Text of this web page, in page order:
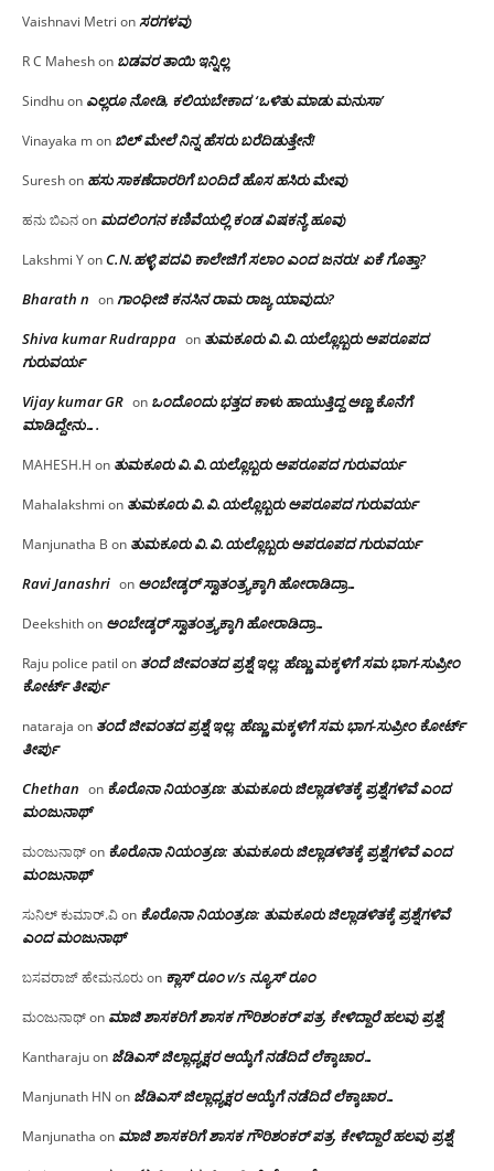
Vaishnavi Metri onಸರಗಳವು
R C Maheshon ಬಡವರ ತಾಯಿ ಇನ್ನಿಲ್ಲ
Sindhuon ಎಲ್ಲರೂ ನೋಡಿ, ಕಲಿಯಬೇಕಾದ ‘ಒಳಿತು ಮಾಡು ಮನುಸಾ’
Vinayaka mon ಬಿಲ್ ಮೇಲೆ ನಿನ್ನ ಹೆಸರು ಬರೆದಿಡುತ್ತೇನೆ!
Sureshon ಹಸು ಸಾಕಣೆದಾರರಿಗೆ ಬಂದಿದೆ ಹೊಸ ಹಸಿರು ಮೇವು
ಹನು ಬಿಎನon ಮದಲಿಂಗನ ಕಣಿವೆಯಲ್ಲಿ ಕಂಡ ವಿಷಕನ್ಯೆ ಹೂವು
Lakshmi YonC.N.ಹಳ್ಳಿ ಪದವಿ ಕಾಲೇಜಿಗೆ ಸಲಾಂ‌ ಎಂದ ಜನರು! ಏಕೆ ಗೊತ್ತಾ?
Bharath n onಗಾಂಧೀಜಿ ಕನಸಿನ ರಾಮ ರಾಜ್ಯ ಯಾವುದು?
Shiva kumar Rudrappa on ತುಮಕೂರು‌ ವಿ.ವಿ.ಯಲ್ಲೊಬ್ಬರು ಅಪರೂಪದ
ಗುರುವರ್ಯ
Vijay kumar GR on ಒಂದೊಂದು ಭತ್ತದ ಕಾಳು ಹಾಯುತ್ತಿದ್ದ ಅಣ್ಣ ಕೊನೆಗೆ
ಮಾಡಿದ್ದೇನು….
MAHESH.H on ತುಮಕೂರು‌ ವಿ.ವಿ.ಯಲ್ಲೊಬ್ಬರು ಅಪರೂಪದ ಗುರುವರ್ಯ
Mahalakshmi on ತುಮಕೂರು‌ ವಿ.ವಿ.ಯಲ್ಲೊಬ್ಬರು ಅಪರೂಪದ ಗುರುವರ್ಯ
Manjunatha B on ತುಮಕೂರು‌ ವಿ.ವಿ.ಯಲ್ಲೊಬ್ಬರು ಅಪರೂಪದ ಗುರುವರ್ಯ
Ravi Janashri on ಅಂಬೇಡ್ಕರ್ ಸ್ವಾತಂತ್ರ್ಯಕ್ಕಾಗಿ ಹೋರಾಡಿದ್ರಾ…
Deekshithon ಅಂಬೇಡ್ಕರ್ ಸ್ವಾತಂತ್ರ್ಯಕ್ಕಾಗಿ ಹೋರಾಡಿದ್ರಾ…
Raju police patil on ತಂದೆ ಜೀವಂತದ ಪ್ರಶ್ನೆ ಇಲ್ಲ: ಹೆಣ್ಣು ಮಕ್ಕಳಿಗೆ ಸಮ ಭಾಗ-ಸುಪ್ರೀಂ
ಕೋರ್ಟ್ ತೀರ್ಪು
nataraja on ತಂದೆ ಜೀವಂತದ ಪ್ರಶ್ನೆ ಇಲ್ಲ: ಹೆಣ್ಣು ಮಕ್ಕಳಿಗೆ ಸಮ ಭಾಗ-ಸುಪ್ರೀಂ ಕೋರ್ಟ್
ತೀರ್ಪು
Chethan on ಕೊರೊನಾ ನಿಯಂತ್ರಣ: ತುಮಕೂರು ಜಿಲ್ಲಾಡಳಿತಕ್ಕೆ ಪ್ರಶ್ನೆಗಳಿವೆ ಎಂದ
ಮಂಜು‌ನಾಥ್
ಮಂಜುನಾಥ್on ಕೊರೊನಾ ನಿಯಂತ್ರಣ: ತುಮಕೂರು ಜಿಲ್ಲಾಡಳಿತಕ್ಕೆ ಪ್ರಶ್ನೆಗಳಿವೆ ಎಂದ
ಮಂಜು‌ನಾಥ್
ಸುನಿಲ್ ಕುಮಾರ್.ವಿon ಕೊರೊನಾ ನಿಯಂತ್ರಣ: ತುಮಕೂರು ಜಿಲ್ಲಾಡಳಿತಕ್ಕೆ ಪ್ರಶ್ನೆಗಳಿವೆ
ಎಂದ ಮಂಜು‌ನಾಥ್
ಬಸವರಾಜ್ ಹೇಮನೂರುon ಕ್ಲಾಸ್ ರೂಂ v/s ನ್ಯೂಸ್ ರೂಂ
ಮಂಜುನಾಥ್on ಮಾಜಿ ಶಾಸಕರಿಗೆ ಶಾಸಕ ಗೌರಿಶಂಕರ್ ಪತ್ರ, ಕೇಳಿದ್ದಾರೆ ಹಲವು ಪ್ರಶ್ನೆ
Kantharajuon ಜೆಡಿಎಸ್ ಜಿಲ್ಲಾಧ್ಯಕ್ಷರ ಆಯ್ಕೆಗೆ ನಡೆದಿದೆ ಲೆಕ್ಕಾಚಾರ…
Manjunath HN on ಜೆಡಿಎಸ್ ಜಿಲ್ಲಾಧ್ಯಕ್ಷರ ಆಯ್ಕೆಗೆ ನಡೆದಿದೆ ಲೆಕ್ಕಾಚಾರ…
Manjunatha on ಮಾಜಿ ಶಾಸಕರಿಗೆ ಶಾಸಕ ಗೌರಿಶಂಕರ್ ಪತ್ರ, ಕೇಳಿದ್ದಾರೆ ಹಲವು ಪ್ರಶ್ನೆ